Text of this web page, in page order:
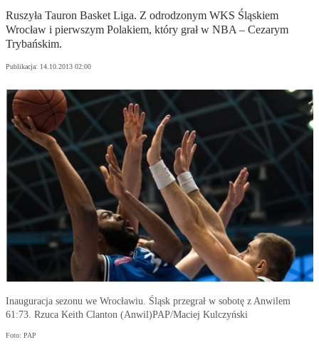
Ruszyła Tauron Basket Liga. Z odrodzonym WKS Śląskiem
Wrocław i pierwszym Polakiem, który grał w NBA – Cezarym
Trybańskim.
Publikacja: 14.10.2013 02:00
Inauguracja sezonu we Wrocławiu. Śląsk przegrał w sobotę z Anwilem
61:73. Rzuca Keith Clanton (Anwil)PAP/Maciej Kulczyński
Foto: PAP